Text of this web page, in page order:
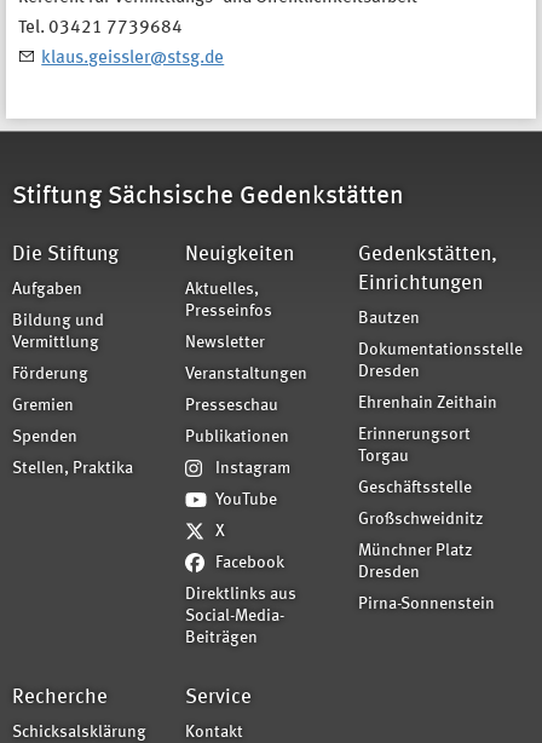
Tel. 03421 7739684
klaus.geissler@stsg.de
Stiftung Sächsische Gedenkstätten
Die Stiftung
Aufgaben
Bildung und
Vermittlung
Förderung
Gremien
Spenden
Stellen, Praktika
Neuigkeiten
Aktuelles,
Presseinfos
Newsletter
Veranstaltungen
Presseschau
Publikationen
Instagram
YouTube
X
Facebook
Direktlinks aus
Social-Media-
Beiträgen
Gedenkstätten,
Einrichtungen
Bautzen
Dokumentationsstelle
Dresden
Ehrenhain Zeithain
Erinnerungsort
Torgau
Geschäftsstelle
Großschweidnitz
Münchner Platz
Dresden
Pirna-Sonnenstein
Recherche
Schicksalsklärung
Service
Kontakt